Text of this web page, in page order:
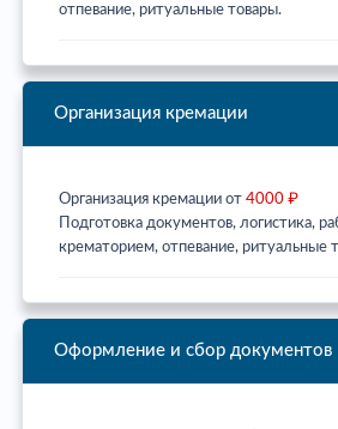
отпевание, ритуальные товары.
Организация кремации
Организация кремации от 4000 ₽
Подготовка документов, логистика,
крематорием, отпевание, ритуальные
Оформление и сбор документов